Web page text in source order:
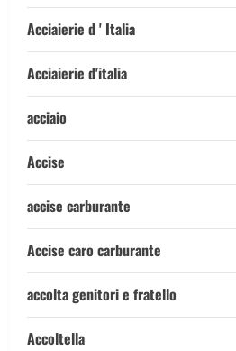
Acciaierie d ' Italia
Acciaierie d'italia
acciaio
Accise
accise carburante
Accise caro carburante
accolta genitori e fratello
Accoltella